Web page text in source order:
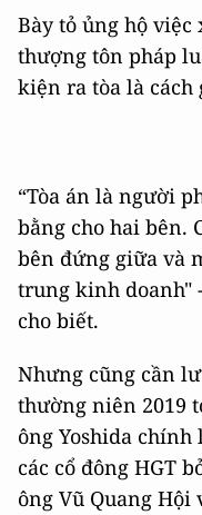
Bày tỏ ủng hộ
thượng tôn pháp
kiện ra tòa là
“Tòa án là người
bằng cho hai bên.
bên đứng giữa và
trung kinh doanh"
cho biết.
Nhưng cũng cần
thường niên 2019
ông Yoshida
các cổ đông HGT
ông Vũ Quang Hội